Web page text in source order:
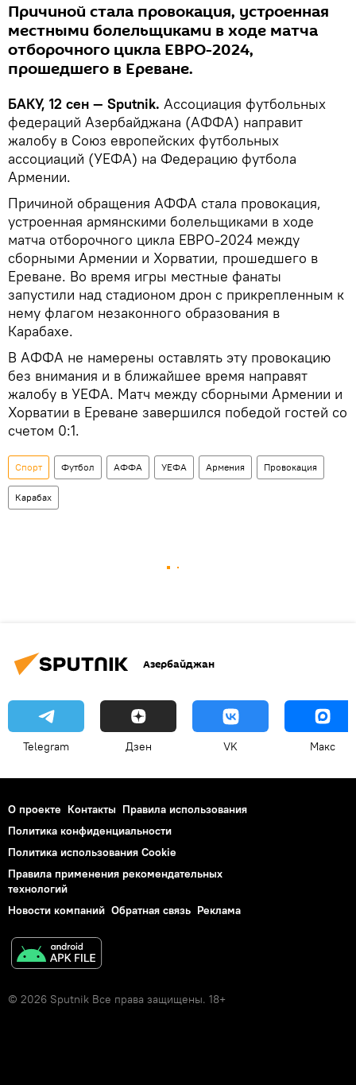
Причиной стала провокация, устроенная
местными болельщиками в ходе матча
отборочного цикла ЕВРО-2024,
прошедшего в Ереване.
БАКУ, 12 сен — Sputnik. Ассоциация футбольных
федераций Азербайджана (АФФА) направит
жалобу в Союз европейских футбольных
ассоциаций (УЕФА) на Федерацию футбола
Армении.
Причиной обращения АФФА стала провокация,
устроенная армянскими болельщиками в ходе
матча отборочного цикла ЕВРО-2024 между
сборными Армении и Хорватии, прошедшего в
Ереване. Во время игры местные фанаты
запустили над стадионом дрон с прикрепленным к
нему флагом незаконного образования в
Карабахе.
В АФФА не намерены оставлять эту провокацию
без внимания и в ближайшее время направят
жалобу в УЕФА. Матч между сборными Армении и
Хорватии в Ереване завершился победой гостей со
счетом 0:1.
Спорт Футбол АФФА УЕФА Армения Провокация
Карабах
Азербайджан
Telegram Дзен VK Макс
О проекте Контакты Правила использования
Политика конфиденциальности
Политика использования Cookie
Правила применения рекомендательных
технологий
Новости компаний Обратная связь Реклама
© 2026 Sputnik Все права защищены. 18+